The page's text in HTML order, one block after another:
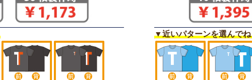
▼近いパターンを選んで